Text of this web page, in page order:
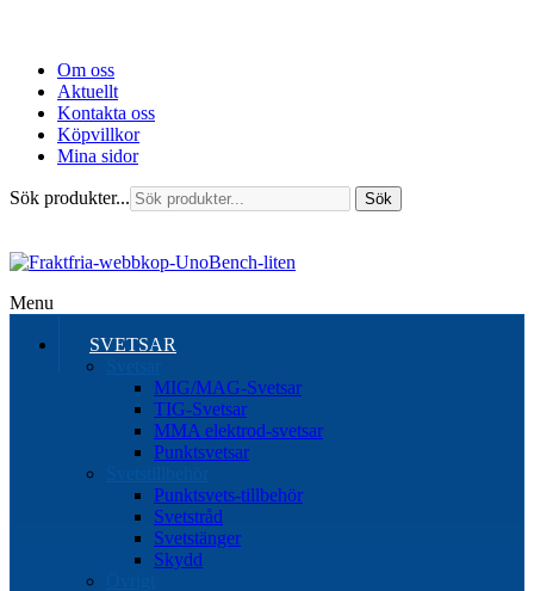
Om oss
Aktuellt
Kontakta oss
Köpvillkor
Mina sidor
Sök produkter... Sök
Menu
SVETSAR
MIG/MAG-Svetsar
TIG-Svetsar
MMA elektrod-svetsar
Punktsvetsar
Punktsvets-tillbehör
Svetstråd
Svetstänger
Skydd